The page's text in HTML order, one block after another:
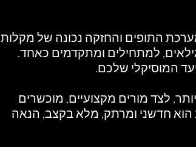
התופים והחזקה נכונה של מקלות
למתחילים ומתקדמים כאחד.
המוסיקלי שלכם.
לצד מורים מקצועיים, מוכשרים
הוא חדשני ומרתק, מלא בקצב, הנאה